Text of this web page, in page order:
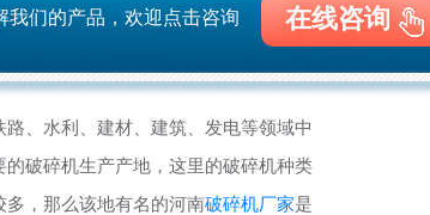
我们的产品，欢迎点击咨询 在线咨询
、水利、建材、建筑、发电等领域中
破碎机生产产地，这里的破碎机种类
，那么该地有名的河南破碎机厂家是